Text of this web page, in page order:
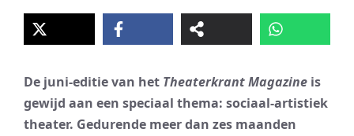
De juni-editie van het Theaterkrant Magazine is
gewijd aan een speciaal thema: sociaal-artistiek
theater. Gedurende meer dan zes maanden